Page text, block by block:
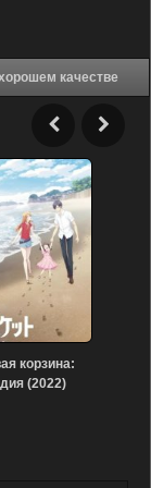
первым протягивает лапу! (2022) в хорошем качестве
корзина:
(2022)